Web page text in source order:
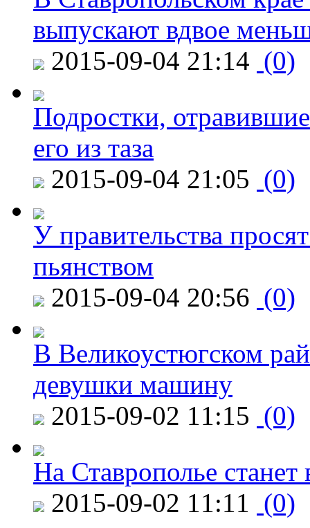
выпускают вдвое
2015-09-04 21:14 (0)
Подростки,
его из таза
2015-09-04 21:05 (0)
У правительства
пьянством
2015-09-04 20:56 (0)
В Великоустюгском
девушки машину
2015-09-02 11:15 (0)
На Ставрополье
2015-09-02 11:11 (0)